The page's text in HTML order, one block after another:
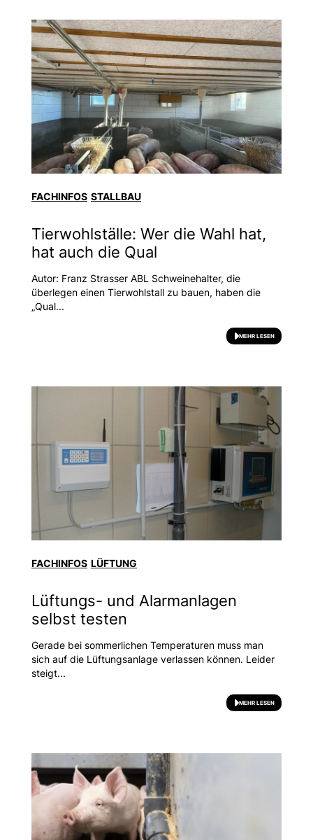
FACHINFOS STALLBAU
Tierwohlställe: Wer die Wahl hat,
hat auch die Qual
Autor: Franz Strasser ABL Schweinehalter, die
überlegen einen Tierwohlstall zu bauen, haben die
„Qual...
MEHR LESEN
FACHINFOS LÜFTUNG
Lüftungs- und Alarmanlagen
selbst testen
Gerade bei sommerlichen Temperaturen muss man
sich auf die Lüftungsanlage verlassen können. Leider
steigt...
MEHR LESEN